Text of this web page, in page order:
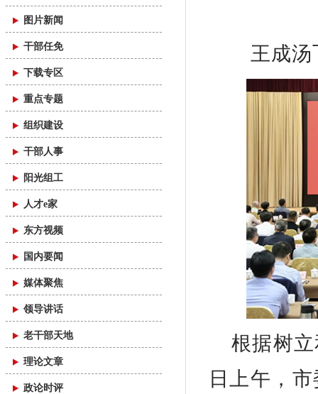
图片新闻
干部任免
下载专区
重点专题
组织建设
干部人事
阳光组工
人才e家
东方视频
国内要闻
媒体聚焦
领导讲话
老干部天地
理论文章
政论时评
王成
根据树
日上午，